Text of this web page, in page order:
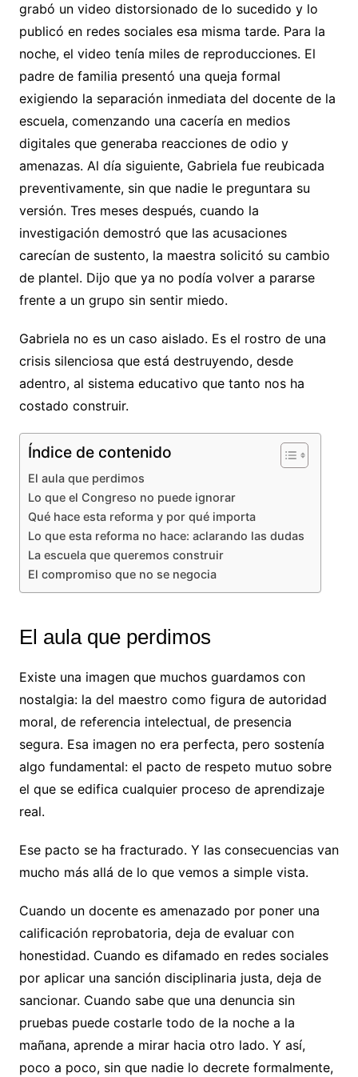
grabó un video distorsionado de lo sucedido y lo
publicó en redes sociales esa misma tarde. Para la
noche, el video tenía miles de reproducciones. El
padre de familia presentó una queja formal
exigiendo la separación inmediata del docente de la
escuela, comenzando una cacería en medios
digitales que generaba reacciones de odio y
amenazas. Al día siguiente, Gabriela fue reubicada
preventivamente, sin que nadie le preguntara su
versión. Tres meses después, cuando la
investigación demostró que las acusaciones
carecían de sustento, la maestra solicitó su cambio
de plantel. Dijo que ya no podía volver a pararse
frente a un grupo sin sentir miedo.
Gabriela no es un caso aislado. Es el rostro de una
crisis silenciosa que está destruyendo, desde
adentro, al sistema educativo que tanto nos ha
costado construir.
Índice de contenido
El aula que perdimos
Lo que el Congreso no puede ignorar
Qué hace esta reforma y por qué importa
Lo que esta reforma no hace: aclarando las dudas
La escuela que queremos construir
El compromiso que no se negocia
El aula que perdimos
Existe una imagen que muchos guardamos con
nostalgia: la del maestro como figura de autoridad
moral, de referencia intelectual, de presencia
segura. Esa imagen no era perfecta, pero sostenía
algo fundamental: el pacto de respeto mutuo sobre
el que se edifica cualquier proceso de aprendizaje
real.
Ese pacto se ha fracturado. Y las consecuencias van
mucho más allá de lo que vemos a simple vista.
Cuando un docente es amenazado por poner una
calificación reprobatoria, deja de evaluar con
honestidad. Cuando es difamado en redes sociales
por aplicar una sanción disciplinaria justa, deja de
sancionar. Cuando sabe que una denuncia sin
pruebas puede costarle todo de la noche a la
mañana, aprende a mirar hacia otro lado. Y así,
poco a poco, sin que nadie lo decrete formalmente,